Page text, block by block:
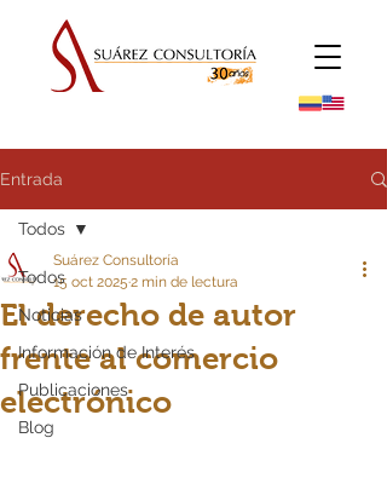
Entrada
Todos
Noticias
Información de Interés
Publicaciones
Blog
Todos
El derecho de autor
frente al comercio
electrónico
Suárez Consultoría
15 oct 2025 2 min de lectura